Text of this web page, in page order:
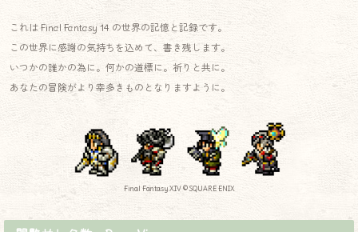
これは Final Fantasy 14 の世界の記憶と記録です。
この世界に感謝の気持ちを込めて、書き残します。
いつかの誰かの為に。何かの道標に。祈りと共に。
あなたの冒険がより幸多きものとなりますように。
Final Fantasy XIV © SQUARE ENIX